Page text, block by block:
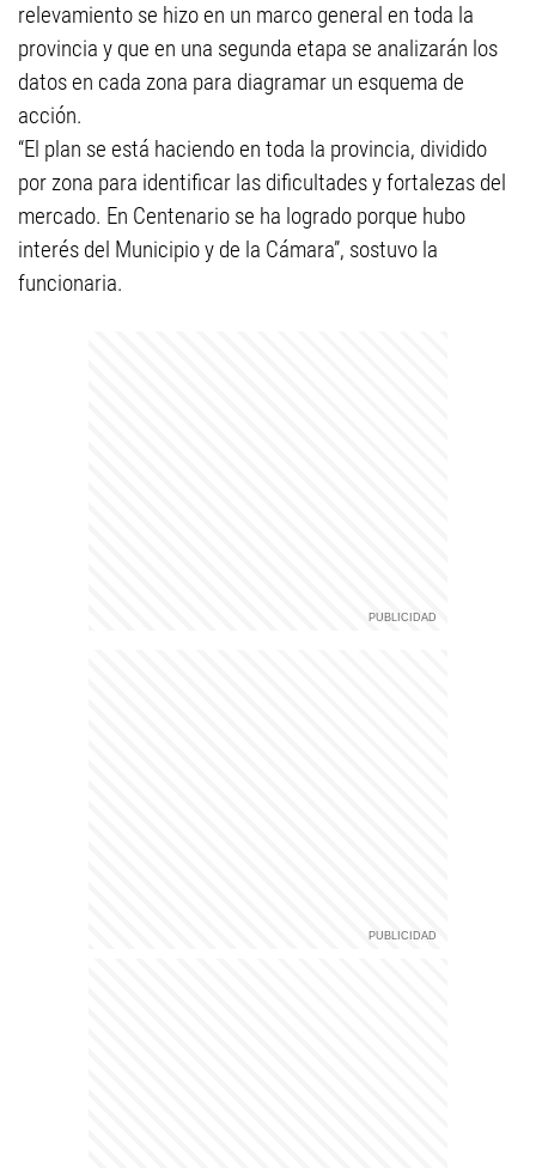
relevamiento se hizo en un marco general en toda la
provincia y que en una segunda etapa se analizarán los
datos en cada zona para diagramar un esquema de
acción.
“El plan se está haciendo en toda la provincia, dividido
por zona para identificar las dificultades y fortalezas del
mercado. En Centenario se ha logrado porque hubo
interés del Municipio y de la Cámara”, sostuvo la
funcionaria.